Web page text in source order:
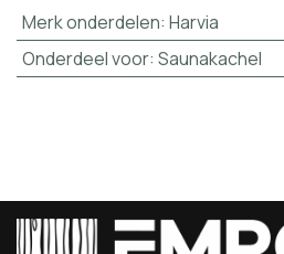
Merk onderdelen: Harvia
Onderdeel voor: Saunakachel